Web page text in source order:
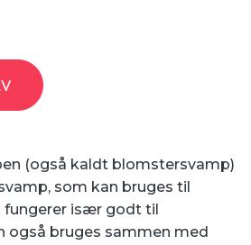
(også kaldt blomstersvamp)
som kan bruges til
fungerer især godt til
også bruges sammen med